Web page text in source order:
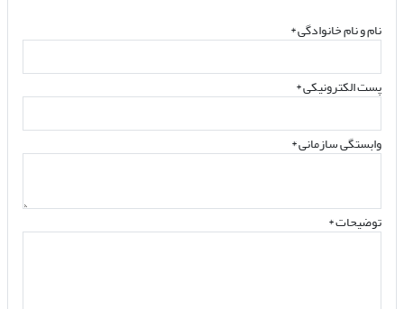
نام و نام خانوادگی*
پست الکترونیکی*
وابستگی سازمانی *
توضیحات *